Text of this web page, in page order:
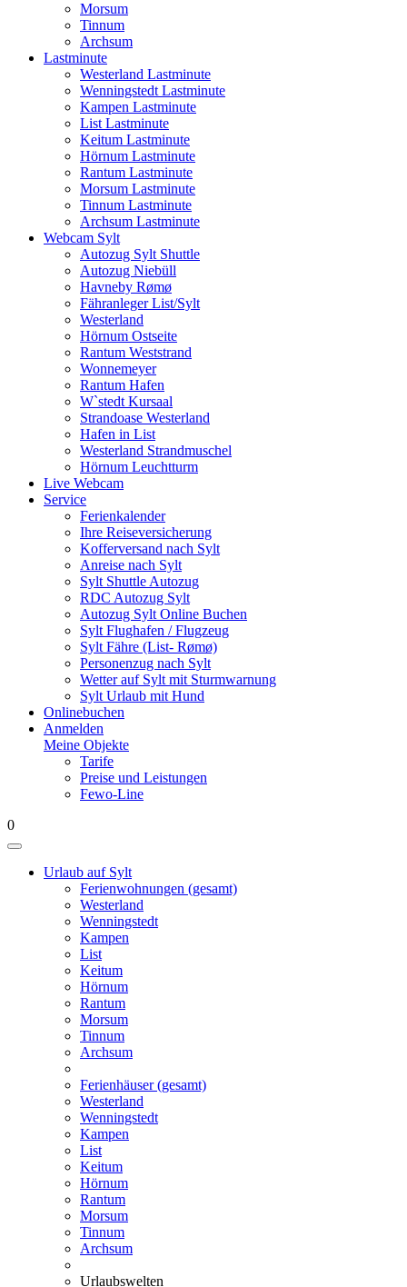
Morsum
Tinnum
Archsum
Lastminute
Westerland Lastminute
Wenningstedt Lastminute
Kampen Lastminute
List Lastminute
Keitum Lastminute
Hörnum Lastminute
Rantum Lastminute
Morsum Lastminute
Tinnum Lastminute
Archsum Lastminute
Webcam Sylt
Autozug Sylt Shuttle
Autozug Niebüll
Havneby Rømø
Fähranleger List/Sylt
Westerland
Hörnum Ostseite
Rantum Weststrand
Wonnemeyer
Rantum Hafen
W`stedt Kursaal
Strandoase Westerland
Hafen in List
Westerland Strandmuschel
Hörnum Leuchtturm
Live Webcam
Service
Ferienkalender
Ihre Reiseversicherung
Kofferversand nach Sylt
Anreise nach Sylt
Sylt Shuttle Autozug
RDC Autozug Sylt
Autozug Sylt Online Buchen
Sylt Flughafen / Flugzeug
Sylt Fähre (List- Rømø)
Personenzug nach Sylt
Wetter auf Sylt mit Sturmwarnung
Sylt Urlaub mit Hund
Onlinebuchen
Anmelden
Meine Objekte
Tarife
Preise und Leistungen
Fewo-Line
0
Urlaub auf Sylt
Ferienwohnungen (gesamt)
Westerland
Wenningstedt
Kampen
List
Keitum
Hörnum
Rantum
Morsum
Tinnum
Archsum
Ferienhäuser (gesamt)
Westerland
Wenningstedt
Kampen
List
Keitum
Hörnum
Rantum
Morsum
Tinnum
Archsum
Urlaubswelten